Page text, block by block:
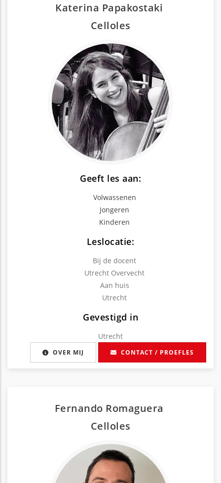
Katerina Papakostaki
Celloles
Geeft les aan:
Volwassenen
Jongeren
Kinderen
Leslocatie:
Bij de docent
Utrecht Overvecht
Aan huis
Utrecht
Gevestigd in
Utrecht
OVER MIJ CONTACT / PROEFLES
Fernando Romaguera
Celloles